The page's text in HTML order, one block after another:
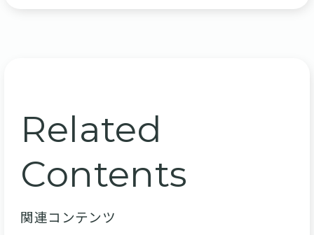
Related
Contents
関連コンテンツ